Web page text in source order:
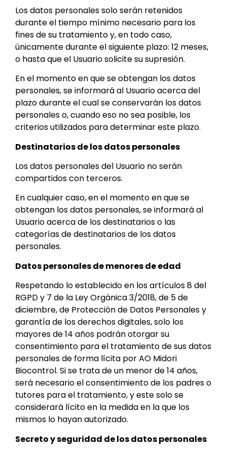
Los datos personales solo serán retenidos
durante el tiempo mínimo necesario para los
fines de su tratamiento y, en todo caso,
únicamente durante el siguiente plazo: 12 meses,
o hasta que el Usuario solicite su supresión.
En el momento en que se obtengan los datos
personales, se informará al Usuario acerca del
plazo durante el cual se conservarán los datos
personales o, cuando eso no sea posible, los
criterios utilizados para determinar este plazo.
Destinatarios de los datos personales
Los datos personales del Usuario no serán
compartidos con terceros.
En cualquier caso, en el momento en que se
obtengan los datos personales, se informará al
Usuario acerca de los destinatarios o las
categorías de destinatarios de los datos
personales.
Datos personales de menores de edad
Respetando lo establecido en los artículos 8 del
RGPD y 7 de la Ley Orgánica 3/2018, de 5 de
diciembre, de Protección de Datos Personales y
garantía de los derechos digitales, solo los
mayores de 14 años podrán otorgar su
consentimiento para el tratamiento de sus datos
personales de forma lícita por AO Midori
Biocontrol. Si se trata de un menor de 14 años,
será necesario el consentimiento de los padres o
tutores para el tratamiento, y este solo se
considerará lícito en la medida en la que los
mismos lo hayan autorizado.
Secreto y seguridad de los datos personales